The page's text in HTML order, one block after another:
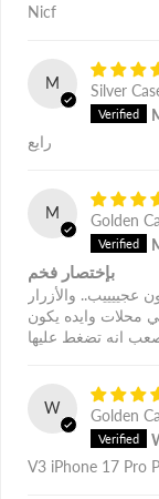
Nicf
M
Silver
رايع
M
Golden
بإختصار فخم
عجييييب.. والأزرار
محلات وايده يكون
انه تضغط عليها
W
Golden
V3 iPhone 17 Pro